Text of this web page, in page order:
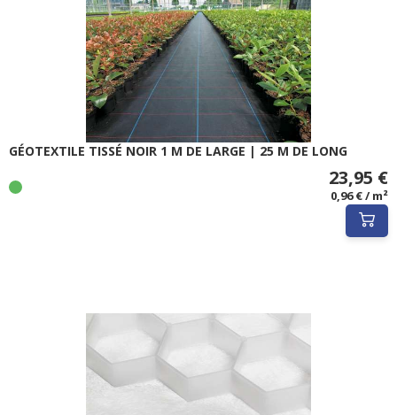
GÉOTEXTILE TISSÉ NOIR 1 M DE LARGE | 25 M DE LONG
23,95 €
0,96 € / m²